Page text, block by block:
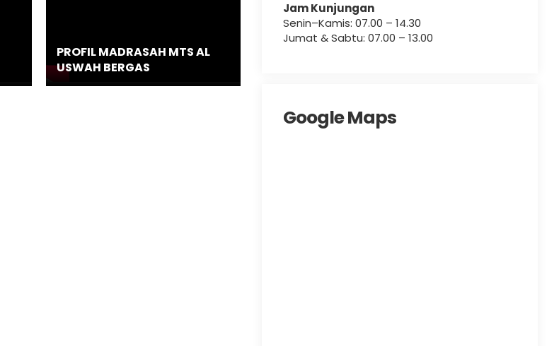
PROFIL MADRASAH MTS AL
USWAH BERGAS
Jam Kunjungan
Senin–Kamis: 07.00 – 14.30
Jumat & Sabtu: 07.00 – 13.00
Google Maps